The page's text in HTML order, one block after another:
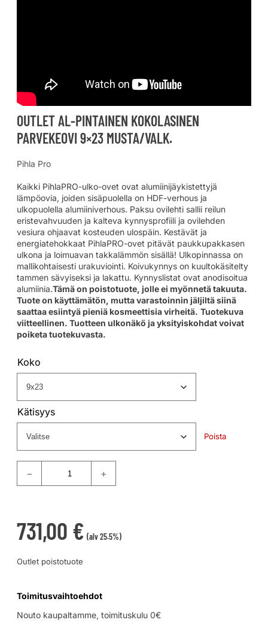
OUTLET AL-PINTAINEN KOKOLASINEN
PARVEKEOVI 9×23 MUSTA/VALK.
Pihla Pro
Kaikki PihlaPRO-ulko-ovet ovat alumiinijäykistettyjä
lämpöovia, joiden sisäpuolella on HDF-verhous ja
ulkopuolella alumiiniverhous. Paksu ovilehti sallii reilun
eristevahvuuden ja kalteva kynnysprofiili ja ovilehden
vesiura ohjaavat kosteuden ulospäin. Kestävät ja
energiatehokkaat PihlaPRO-ovet pitävät paukkupakkasen
ulkona ja loimuavan takkalämmön sisällä! Ulkopinnassa on
mallikohtaisesti urakuviointi. Koivukynnys on kuultokäsitelty
tammen sävyiseksi ja lakattu. Kynnyslistat ovat anodisoitua
alumiinia.Tämä on poistotuote, jolle ei myönnetä takuuta.
Tuote on käyttämätön, mutta varastoinnin jäljiltä siinä
saattaa esiintyä pieniä kosmeettisia virheitä. Tuotekuva
viitteellinen. Tuotteen ulkonäkö ja yksityiskohdat voivat
poiketa tuotekuvasta.
Koko
Kätisyys
Poista
− +
731,00 € (alv 25.5%)
Outlet poistotuote
Toimitusvaihtoehdot
Nouto kaupaltamme, toimituskulu 0€